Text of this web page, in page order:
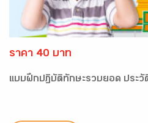
ราคา 40 บาท
แบบฝึกปฏิบัติทักษะรวบยอด ประวั